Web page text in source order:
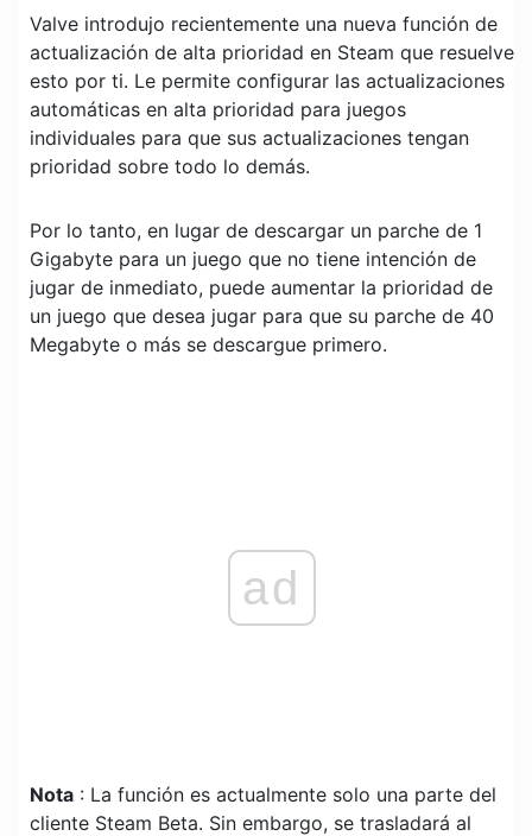
Valve introdujo recientemente una nueva función de
actualización de alta prioridad en Steam que resuelve
esto por ti. Le permite configurar las actualizaciones
automáticas en alta prioridad para juegos
individuales para que sus actualizaciones tengan
prioridad sobre todo lo demás.
Por lo tanto, en lugar de descargar un parche de 1
Gigabyte para un juego que no tiene intención de
jugar de inmediato, puede aumentar la prioridad de
un juego que desea jugar para que su parche de 40
Megabyte o más se descargue primero.
ad
Nota : La función es actualmente solo una parte del
cliente Steam Beta. Sin embargo, se trasladará al